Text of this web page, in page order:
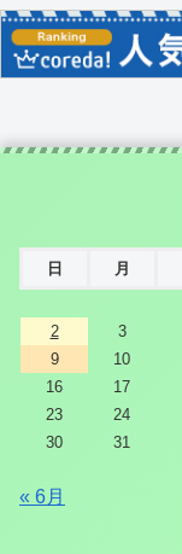
日 月
2
3
9
10
16
17
23
24
30
31
« 6月